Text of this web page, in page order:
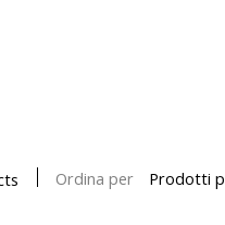
Ordina per Prodotti